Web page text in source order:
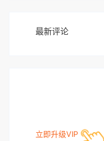
最新评论
立即升级VIP